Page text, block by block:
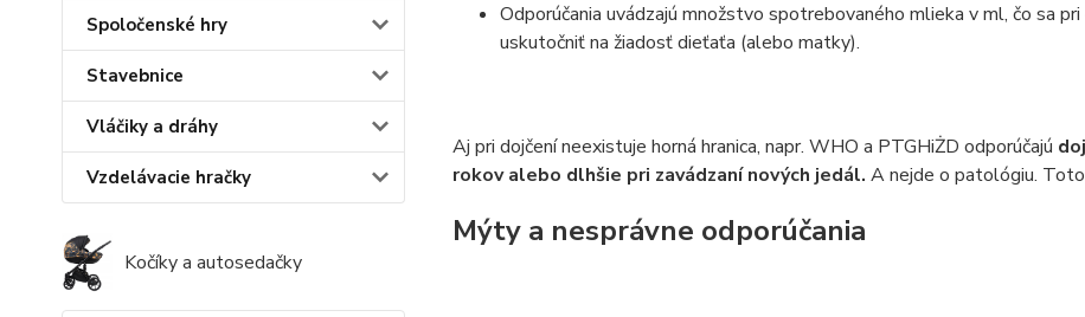
Spoločenské hry
Stavebnice
Vláčiky a dráhy
Vzdelávacie hračky
Kočíky a autosedačky
Odporúčania uvádzajú množstvo spotrebovaného mlieka v ml, čo sa
uskutočniť na žiadosť dieťaťa (alebo matky).
Aj pri dojčení neexistuje horná hranica, napr. WHO a PTGHiŻD odporúčajú
rokov alebo dlhšie pri zavádzaní nových jedál. A nejde o patológiu.
Mýty a nesprávne odporúčania